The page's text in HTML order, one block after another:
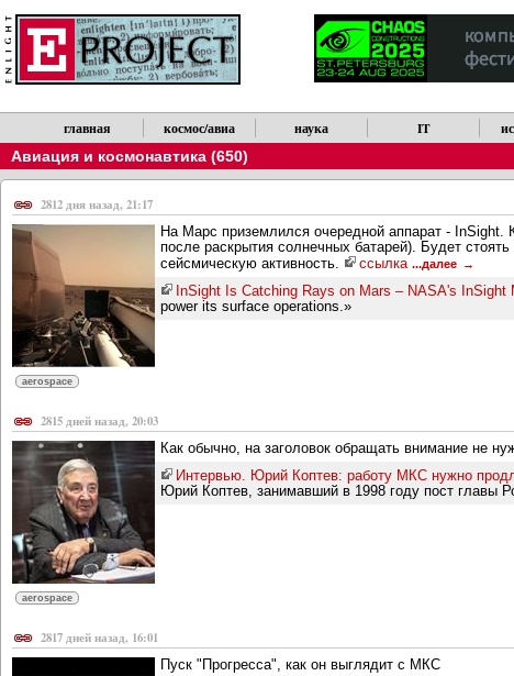
главная космос/авиа наука IT
Авиация и космонавтика (650)
2812 дня назад, 21:17
На Марс приземлился очередной аппарат - InSight.
после раскрытия солнечных батарей). Будет
сейсмическую активность.
ссылка ...далее
InSight Is Catching Rays on Mars – NASA's InSight
power its surface operations.»
aerospace
2815 дней назад, 20:03
Как обычно, на заголовок обращать внимание не
Интервью. Юрий Коптев: работу МКС нужно
Юрий Коптев, занимавший в 1998 году пост главы
aerospace
2817 дней назад, 16:01
Пуск "Прогресса", как он выглядит с МКС